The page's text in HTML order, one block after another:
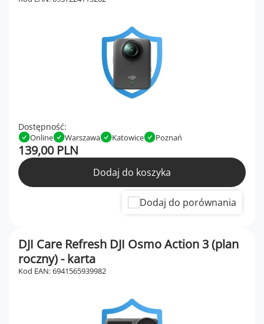
Dostępność:
Online Warszawa Katowice Poznań
139,00 PLN
Dodaj do koszyka
Dodaj do porównania
DJI Care Refresh DJI Osmo Action 3 (plan
roczny) - karta
Kod EAN: 6941565939982